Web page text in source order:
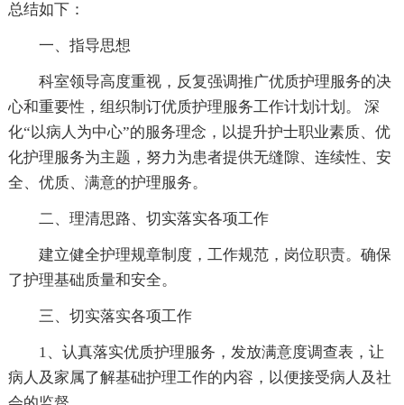
总结如下：
一、指导思想
科室领导高度重视，反复强调推广优质护理服务的决
心和重要性，组织制订优质护理服务工作计划计划。 深
化“以病人为中心”的服务理念，以提升护士职业素质、优
化护理服务为主题，努力为患者提供无缝隙、连续性、安
全、优质、满意的护理服务。
二、理清思路、切实落实各项工作
建立健全护理规章制度，工作规范，岗位职责。确保
了护理基础质量和安全。
三、切实落实各项工作
1、认真落实优质护理服务，发放满意度调查表，让
病人及家属了解基础护理工作的内容，以便接受病人及社